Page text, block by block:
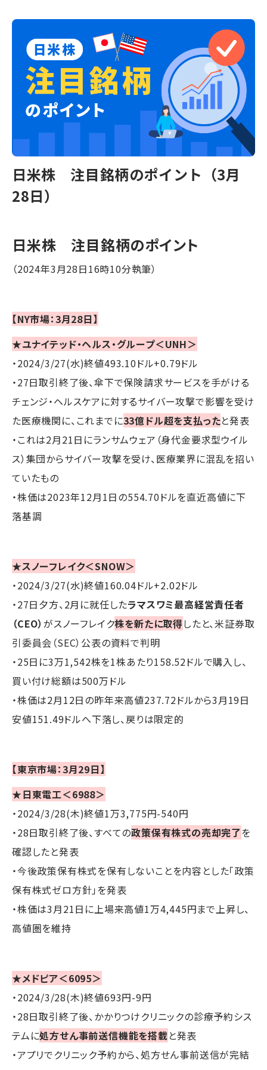
日米株 注目銘柄のポイント（3月
28日）
日米株 注目銘柄のポイント
（2024年3月28日16時10分執筆）
【NY市場：3月28日】
★ユナイテッド・ヘルス・グループ＜UNH＞
・2024/3/27(水)終値493.10ドル+0.79ドル
・27日取引終了後、傘下で保険請求サービスを手がける
チェンジ・ヘルスケアに対するサイバー攻撃で影響を受け
た医療機関に、これまでに33億ドル超を支払ったと発表
・これは2月21日にランサムウェア（身代金要求型ウイル
ス）集団からサイバー攻撃を受け、医療業界に混乱を招い
ていたもの
・株価は2023年12月1日の554.70ドルを直近高値に下
落基調
★スノーフレイク＜SNOW＞
・2024/3/27(水)終値160.04ドル+2.02ドル
・27日夕方、2月に就任したラマスワミ最高経営責任者
（CEO） がスノーフレイク株を新たに取得したと、米証券取
引委員会（SEC）公表の資料で判明
・25日に3万1,542株を1株あたり158.52ドルで購入し、
買い付け総額は500万ドル
・株価は2月12日の昨年来高値237.72ドルから3月19日
安値151.49ドルへ下落し、戻りは限定的
【東京市場：3月29日】
★日東電工＜6988＞
・2024/3/28(木)終値1万3,775円-540円
・28日取引終了後、すべての政策保有株式の売却完了を
確認したと発表
・今後政策保有株式を保有しないことを内容とした「政策
保有株式ゼロ方針」を発表
・株価は3月21日に上場来高値1万4,445円まで上昇し、
高値圏を維持
★メドピア＜6095＞
・2024/3/28(木)終値693円-9円
・28日取引終了後、かかりつけクリニックの診療予約シス
テムに処方せん事前送信機能を搭載と発表
・アプリでクリニック予約から、処方せん事前送信が完結